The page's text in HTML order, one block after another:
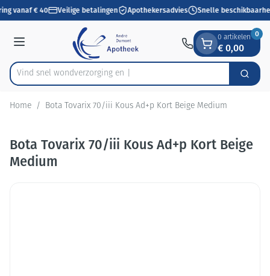
Ga naar de inhoud
1 van 1
vanaf € 40 Veilige betalingen Apothekersadvies Snelle
Menu
Product, merk, categorie...
Vind snel wondverzorg Zoek
0 artikelen
€ 0,00
0
Home / Bota Tovarix 70/iii Kous Ad+p Kort Beige Medium
Bota Tovarix 70/iii Kous Ad+p Kort Beige
Medium